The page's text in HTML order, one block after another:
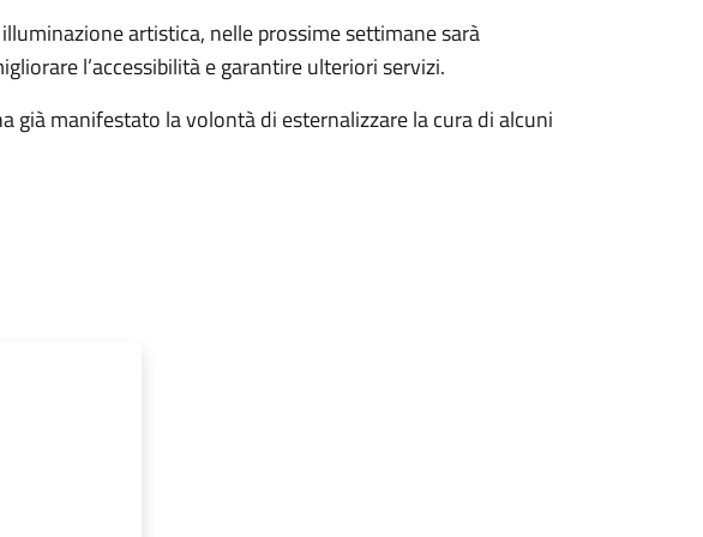
artistica, nelle prossime settimane sarà
l’accessibilità e garantire ulteriori servizi.
già manifestato la volontà di esternalizzare la cura di alcuni